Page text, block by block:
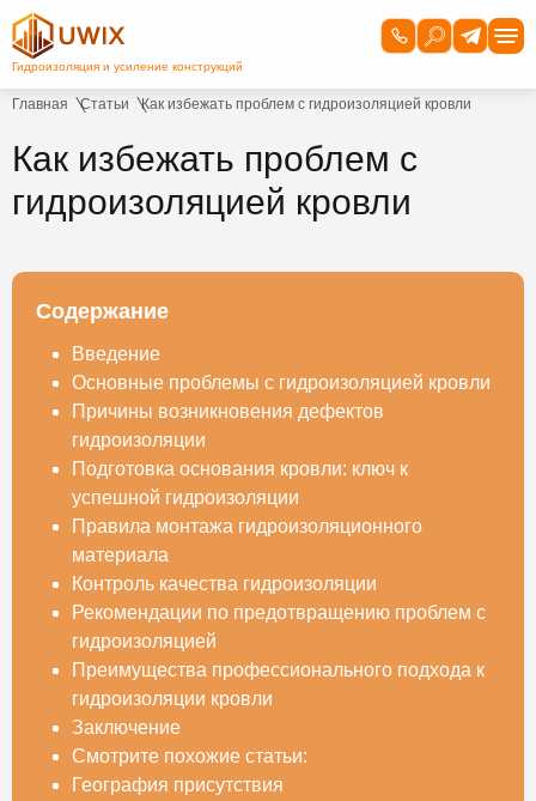
Главная Статьи Как избежать проблем с гидроизоляцией кровли
Как избежать проблем с
гидроизоляцией кровли
Содержание
Введение
Основные проблемы с гидроизоляцией кровли
Причины возникновения дефектов
гидроизоляции
Подготовка основания кровли: ключ к
успешной гидроизоляции
Правила монтажа гидроизоляционного
материала
Контроль качества гидроизоляции
Рекомендации по предотвращению проблем с
гидроизоляцией
Преимущества профессионального подхода к
гидроизоляции кровли
Заключение
Смотрите похожие статьи:
География присутствия